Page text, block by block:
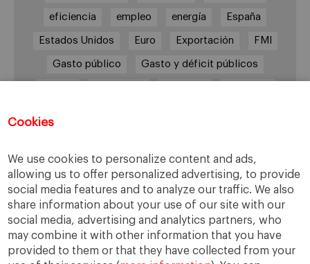
Cookies
We use cookies to personalize content and ads,
allowing us to offer personalized advertising, to provide
social media features and to analyze our traffic. We also
share information about your use of our site with our
social media, advertising and analytics partners, who
may combine it with other information that you have
provided to them or that they have collected from your
eficiencia empleo energía España
Estados Unidos Euro Exportación FMI
Gasto público Gasto y déficit públicos
Transparencia UE Unión Europea
Zona Euro
Tweets por @EMAbascal